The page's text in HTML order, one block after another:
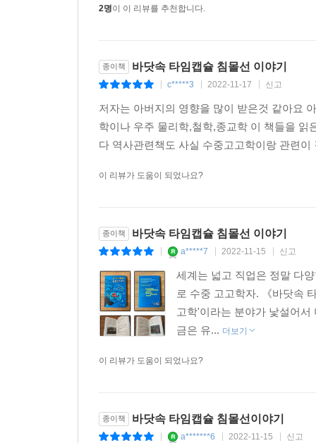
배가 베네치아에서 출항했으나 며칠 되지 않아
침몰선 유적 발굴 프로젝트는 보통 수십 명이
프로젝트의 경우, 각자의 연인을 두고 바람을
현장에서 사랑에 빠지기 쉬운 이 현상을 저자와
침몰선 발굴 프로젝트는 저자가 참여한 첫 발굴
배우기 시작한 당시는 더러운 강에 발을 담그는
오랜 시간 발굴 경험을 쌓아온 저자는 2019년, 코
사이에서 해적선으로 소문났던 코스타리카 카
배에서 해방된 노예들이 코스타리카 사람들의 뿌
실려 있다. 또한 저자와 동료들이 물속에서 발굴
과거와 현재, 미래를 잇는
수중 문화유산을 지키자!
2명이 이 리뷰를 추천합니다.
종이책 바닷속 타임캡슐 침몰선 이야기
c*****3 2022-11-17 신고
저자는 아버지의 영향을 많이 받은것 같아요
학이나 우주 물리학,철학,종교학 이 책들을
다 역사관련책도 사실 수중고고학이랑 관련
이 리뷰가 도움이 되었나요?
종이책 바닷속 타임캡슐 침몰선 이야기
a*****7 2022-11-15 신고
세계는 넓고 직업은 정말 다
로 수중 고고학자. 《바닷속
고학'이라는 분야가 낯설어
금은 유... 더보기
이 리뷰가 도움이 되었나요?
종이책 바닷속 타임캡슐 침몰선이야기
a*******6 2022-11-15 신고